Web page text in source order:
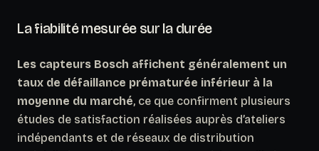
La fiabilité mesurée sur la durée
Les capteurs Bosch affichent généralement un
taux de défaillance prématurée inférieur à la
moyenne du marché, ce que confirment plusieurs
études de satisfaction réalisées auprès d’ateliers
indépendants et de réseaux de distribution